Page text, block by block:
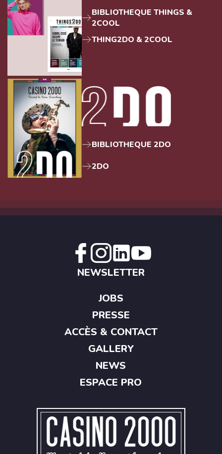
BIBLIOTHEQUE THINGS &
2COOL
THING2DO & 2COOL
BIBLIOTHEQUE 2DO
2DO
NEWSLETTER
JOBS
PRESSE
ACCÈS & CONTACT
GALLERY
NEWS
ESPACE PRO